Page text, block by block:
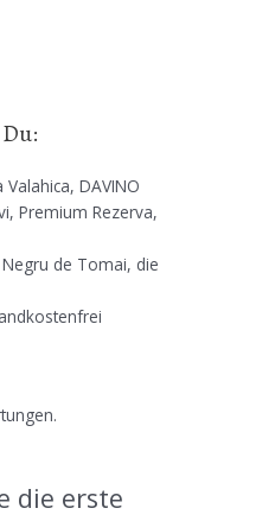
DAVINO
Premium Rezerva,
de Tomai, die
die erste